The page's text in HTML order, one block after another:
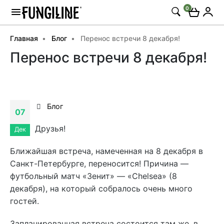
0
Главная Блог Перенос встречи 8 декабря!
Перенос встречи 8 декабря!
07
Дек
Блог
Друзья!
Ближайшая встреча, намеченная на 8 декабря в
Санкт-Петербурге, переносится! Причина —
футбольный матч «Зенит» — «Chelsea» (8
декабря), на который собралось очень много
гостей.